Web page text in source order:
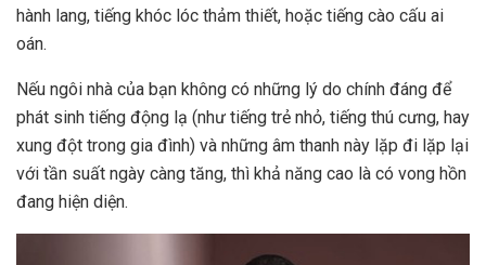
hành lang, tiếng khóc lóc thảm thiết, hoặc tiếng cào cấu ai
oán.
Nếu ngôi nhà của bạn không có những lý do chính đáng để
phát sinh tiếng động lạ (như tiếng trẻ nhỏ, tiếng thú cưng, hay
xung đột trong gia đình) và những âm thanh này lặp đi lặp lại
với tần suất ngày càng tăng, thì khả năng cao là có vong hồn
đang hiện diện.